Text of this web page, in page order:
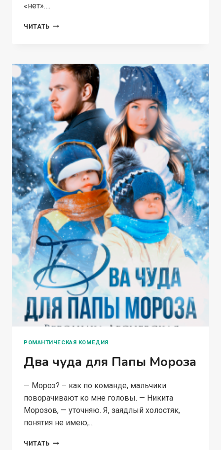
«нет»….
ЧИТАТЬ ЛАПОЧКИ-
ИСЦЕЛИ
МОЕ
СЕРДЦЕ
РОМАНТИЧЕСКАЯ КОМЕДИЯ
Два чуда для Папы Мороза
— Мороз? – как по команде, мальчики
поворачивают ко мне головы. — Никита
Морозов, — уточняю. Я, заядлый холостяк,
понятия не имею,…
ЧИТАТЬ ДВА